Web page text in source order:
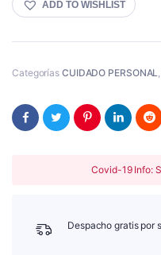
ADD TO WISHLIST
Categorías CUIDADO PERSONAL
Covid-19 Info:
Despacho gratis por